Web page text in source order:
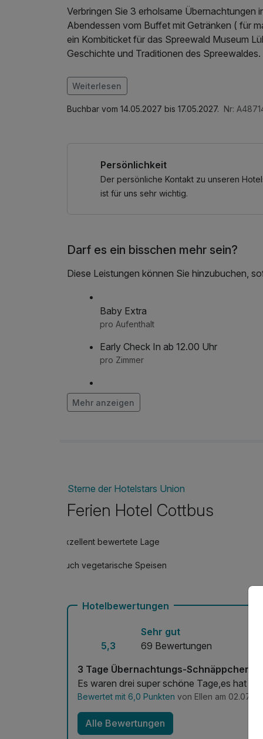
Verbringen Sie 3 erholsame Übernachtungen
Abendessen vom Buffet mit Getränken ( für
ein Kombiticket für das Spreewald Museum
Geschichte und Traditionen des Spreewaldes.
Im Angebot enthalten
W-LAN Nutzung / Internetnutzung
Weiterlesen
Buchbar vom 14.05.2027 bis 17.05.2027. Nr:
Persönlichkeit
Der persönliche Kontakt zu unseren
ist für uns sehr wichtig.
Darf es ein bisschen mehr sein?
Diese Leistungen können Sie hinzubuchen,
Baby Extra
pro Aufenthalt
Early Check In ab 12.00 Uhr
pro Zimmer
frischer Strauß Blumen auf dem Zimmer
pro Stück
Late Check Out bis 14.00 Uhr
pro Zimmer
pro Stück
Wohlfühl Extra
pro Aufenthalt
Mehr anzeigen
Sterne der Hotelstars Union
Ferien Hotel Cottbus
Exzellent bewertete Lage
Auch vegetarische Speisen
Hotelbewertungen
5,3
Sehr gut
69 Bewertungen
3 Tage Übernachtungs-Schnäppchen im
Es waren drei super schöne Tage,es hat
Bewertet mit 6,0 Punkten von Ellen am
Alle Bewertungen